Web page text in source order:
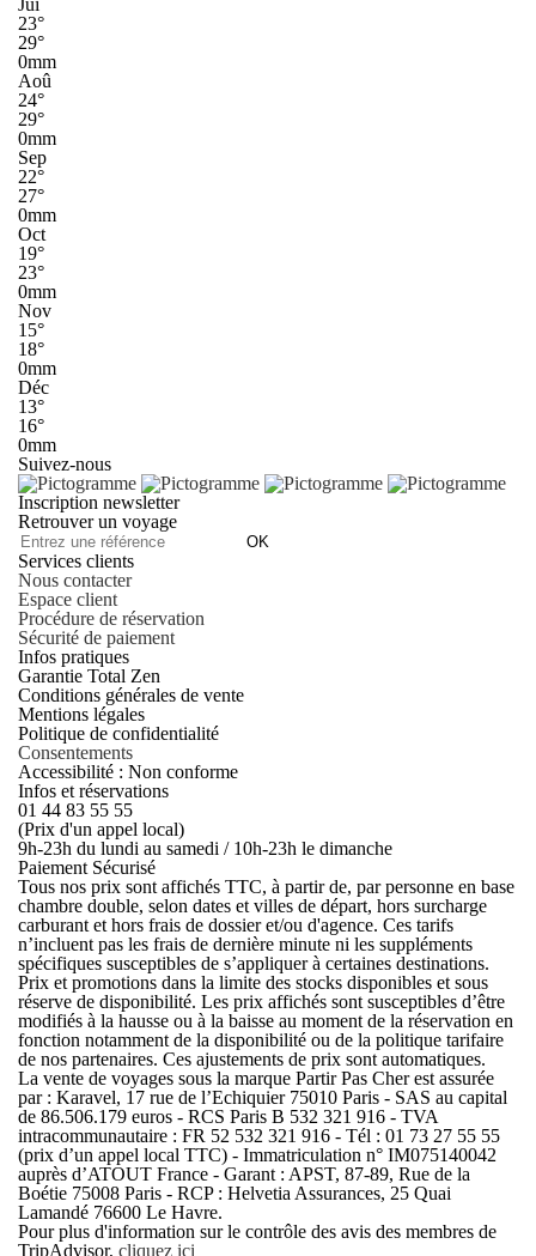
23°
29°
0mm
Aoû
24°
29°
0mm
Sep
22°
27°
0mm
Oct
19°
23°
0mm
Nov
15°
18°
0mm
Déc
13°
16°
0mm
Suivez-nous
Inscription newsletter
Retrouver un voyage
OK
Services clients
Nous contacter
Espace client
Procédure de réservation
Sécurité de paiement
Infos pratiques
Garantie Total Zen
Conditions générales de vente
Mentions légales
Politique de confidentialité
Consentements
Accessibilité : Non conforme
Infos et réservations
01 44 83 55 55
(Prix d'un appel local)
9h-23h du lundi au samedi / 10h-23h le dimanche
Paiement Sécurisé
Tous nos prix sont affichés TTC, à partir de, par personne en base
chambre double, selon dates et villes de départ, hors surcharge
carburant et hors frais de dossier et/ou d'agence. Ces tarifs
n’incluent pas les frais de dernière minute ni les suppléments
spécifiques susceptibles de s’appliquer à certaines destinations.
Prix et promotions dans la limite des stocks disponibles et sous
réserve de disponibilité. Les prix affichés sont susceptibles d’être
modifiés à la hausse ou à la baisse au moment de la réservation en
fonction notamment de la disponibilité ou de la politique tarifaire
de nos partenaires. Ces ajustements de prix sont automatiques.
La vente de voyages sous la marque Partir Pas Cher est assurée
par : Karavel, 17 rue de l’Echiquier 75010 Paris - SAS au capital
de 86.506.179 euros - RCS Paris B 532 321 916 - TVA
intracommunautaire : FR 52 532 321 916 - Tél : 01 73 27 55 55
(prix d’un appel local TTC) - Immatriculation n° IM075140042
auprès d’ATOUT France - Garant : APST, 87-89, Rue de la
Boétie 75008 Paris - RCP : Helvetia Assurances, 25 Quai
Lamandé 76600 Le Havre.
Pour plus d'information sur le contrôle des avis des membres de
TripAdvisor, cliquez ici